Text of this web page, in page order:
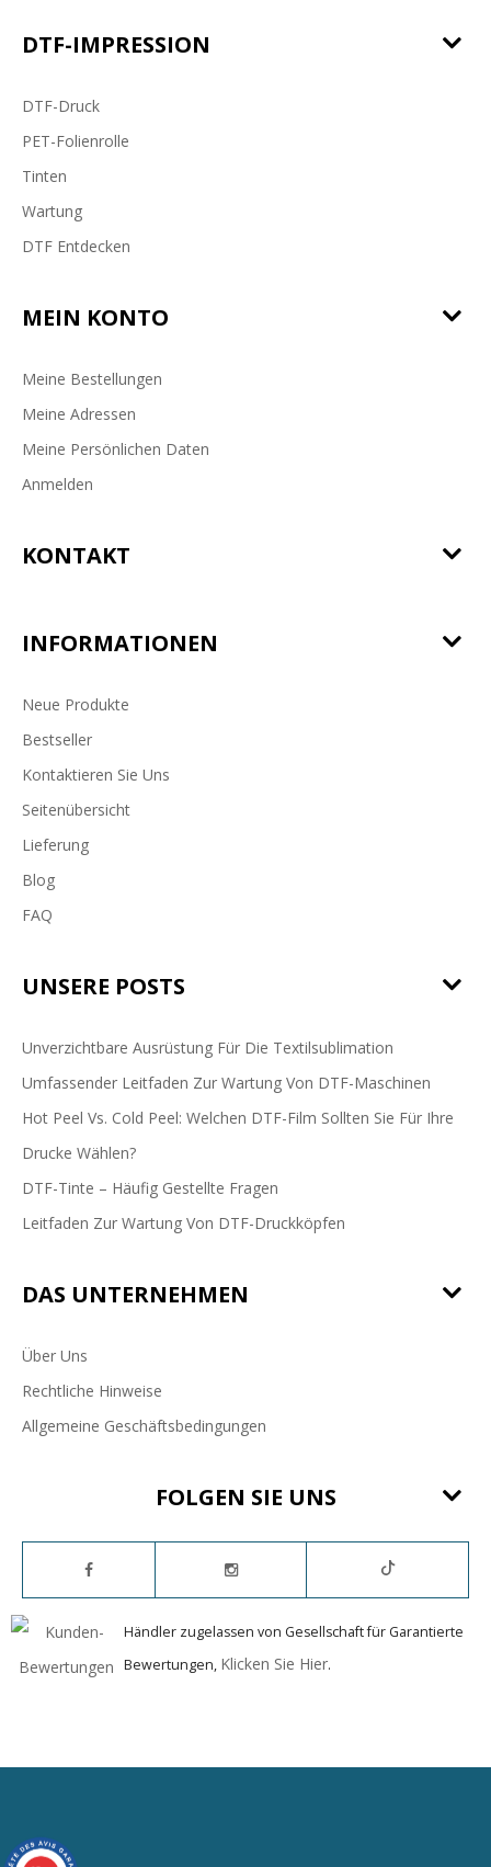
DTF-IMPRESSION
DTF-Druck
PET-Folienrolle
Tinten
Wartung
DTF Entdecken
MEIN KONTO
Meine Bestellungen
Meine Adressen
Meine Persönlichen Daten
Anmelden
KONTAKT
INFORMATIONEN
Neue Produkte
Bestseller
Kontaktieren Sie Uns
Seitenübersicht
Lieferung
Blog
FAQ
UNSERE POSTS
Unverzichtbare Ausrüstung Für Die Textilsublimation
Umfassender Leitfaden Zur Wartung Von DTF-Maschinen
Hot Peel Vs. Cold Peel: Welchen DTF-Film Sollten Sie Für Ihre
Drucke Wählen?
DTF-Tinte – Häufig Gestellte Fragen
Leitfaden Zur Wartung Von DTF-Druckköpfen
DAS UNTERNEHMEN
Über Uns
Rechtliche Hinweise
Allgemeine Geschäftsbedingungen
FOLGEN SIE UNS
Händler zugelassen von Gesellschaft für Garantierte
Bewertungen, Klicken Sie Hier.